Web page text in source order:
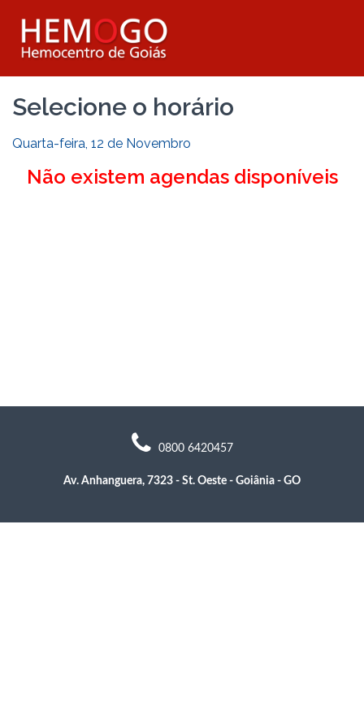
Selecione o horário
Quarta-feira, 12 de Novembro
Não existem agendas disponíveis
0800 6420457
Av. Anhanguera, 7323 - St. Oeste - Goiânia - GO